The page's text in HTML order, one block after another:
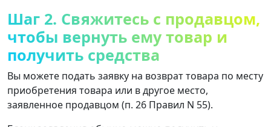
Шаг 2. Свяжитесь с продавцом,
чтобы вернуть ему товар и
получить средства
Вы можете подать заявку на возврат товара по месту
приобретения товара или в другое место,
заявленное продавцом (п. 26 Правил N 55).